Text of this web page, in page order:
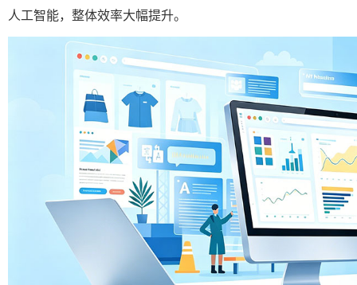
人工智能，整体效率大幅提升。